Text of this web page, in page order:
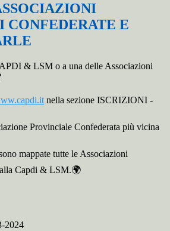
E
& LSM o a una delle Associazioni
nella sezione ISCRIZIONI -
Provinciale Confederata più vicina
mappate tutte le Associazioni
Capdi & LSM.🌍
2024